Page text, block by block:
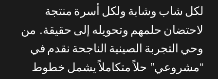
لكل شاب وشابة ولكل أسرة منتجة
لاحتضان حلمهم وتحويله إلى حقيقة. من
وحي التجربة الصينية الناجحة نقدم في
“مشروعي” حلاً متكاملاً يشمل خطوط